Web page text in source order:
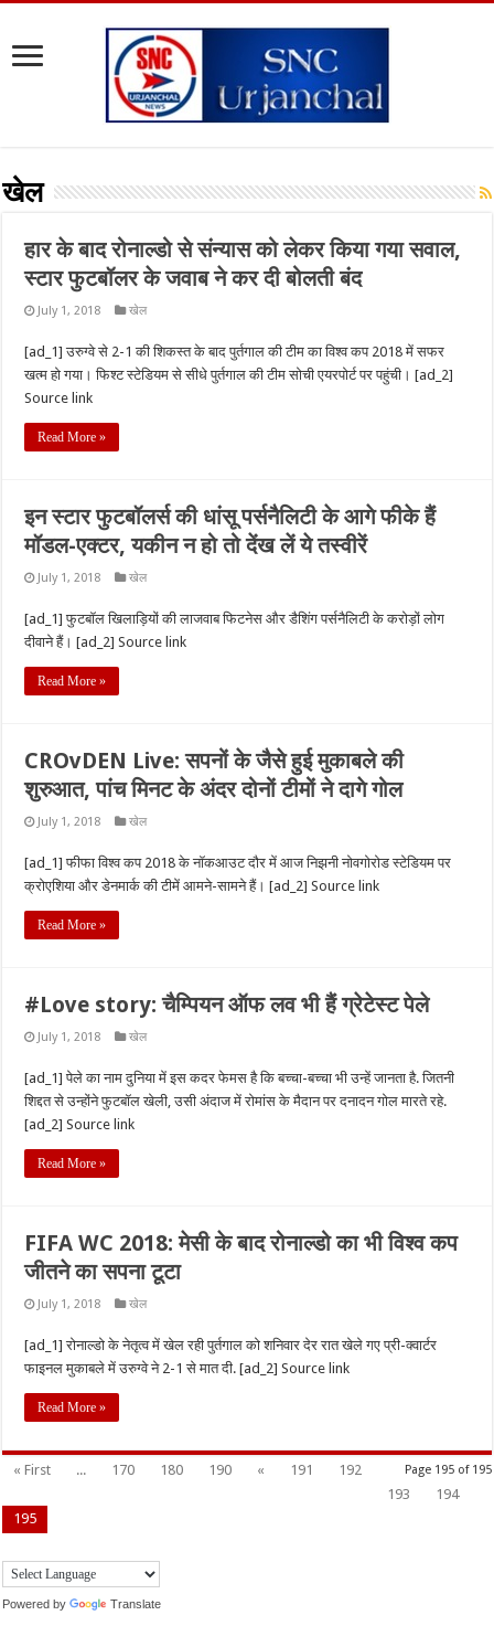
खेल
हार के बाद रोनाल्डो से संन्यास को लेकर किया गया सवाल,
स्टार फुटबॉलर के जवाब ने कर दी बोलती बंद
July 1, 2018 खेल
[ad_1] उरुग्वे से 2-1 की शिकस्त के बाद पुर्तगाल की टीम का विश्व कप 2018 में सफर
खत्म हो गया। फिश्ट स्टेडियम से सीधे पुर्तगाल की टीम सोची एयरपोर्ट पर पहुंची। [ad_2]
Source link
Read More »
इन स्टार फुटबॉलर्स की धांसू पर्सनैलिटी के आगे फीके हैं
मॉडल-एक्टर, यकीन न हो तो देंख लें ये तस्वीरें
July 1, 2018 खेल
[ad_1] फुटबॉल खिलाड़ियों की लाजवाब फिटनेस और डैशिंग पर्सनैलिटी के करोड़ों लोग
दीवाने हैं। [ad_2] Source link
Read More »
CROvDEN Live: सपनों के जैसे हुई मुकाबले की
शुरुआत, पांच मिनट के अंदर दोनों टीमों ने दागे गोल
July 1, 2018 खेल
[ad_1] फीफा विश्व कप 2018 के नॉकआउट दौर में आज निझनी नोवगोरोड स्टेडियम पर
क्रोएशिया और डेनमार्क की टीमें आमने-सामने हैं। [ad_2] Source link
Read More »
#Love story: चैम्पियन ऑफ लव भी हैं ग्रेटेस्ट पेले
July 1, 2018 खेल
[ad_1] पेले का नाम दुनिया में इस कदर फेमस है कि बच्चा-बच्चा भी उन्हें जानता है. जितनी
शिद्दत से उन्होंने फुटबॉल खेली, उसी अंदाज में रोमांस के मैदान पर दनादन गोल मारते रहे.
[ad_2] Source link
Read More »
FIFA WC 2018: मेसी के बाद रोनाल्डो का भी विश्व कप
जीतने का सपना टूटा
July 1, 2018 खेल
[ad_1] रोनाल्डो के नेतृत्व में खेल रही पुर्तगाल को शनिवार देर रात खेले गए प्री-क्वार्टर
फाइनल मुकाबले में उरुग्वे ने 2-1 से मात दी. [ad_2] Source link
Read More »
Page 195 of 195
« First ... 170 180 190 « 191
192
193
194
195
Powered by Translate